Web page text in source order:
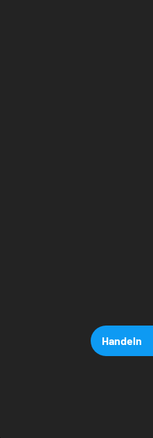
Handeln